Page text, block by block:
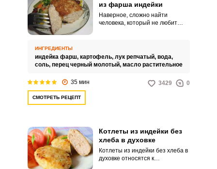
из фарша индейки
Наверное, сложно найти
человека, который не любит
ИНГРЕДИЕНТЫ
индейка фарш, картофель, лук репчатый, вода,
соль, перец черный молотый, масло растительное
35 мин 3429 0
СМОТРЕТЬ РЕЦЕПТ
Котлеты из индейки без
хлеба в духовке
Котлеты из индейки без хлеба в
духовке относятся к